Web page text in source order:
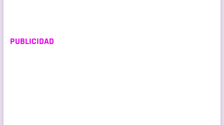
PUBLICIDAD